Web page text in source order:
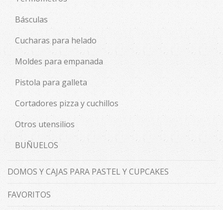
Básculas
Cucharas para helado
Moldes para empanada
Pistola para galleta
Cortadores pizza y cuchillos
Otros utensilios
BUÑUELOS
DOMOS Y CAJAS PARA PASTEL Y CUPCAKES
FAVORITOS